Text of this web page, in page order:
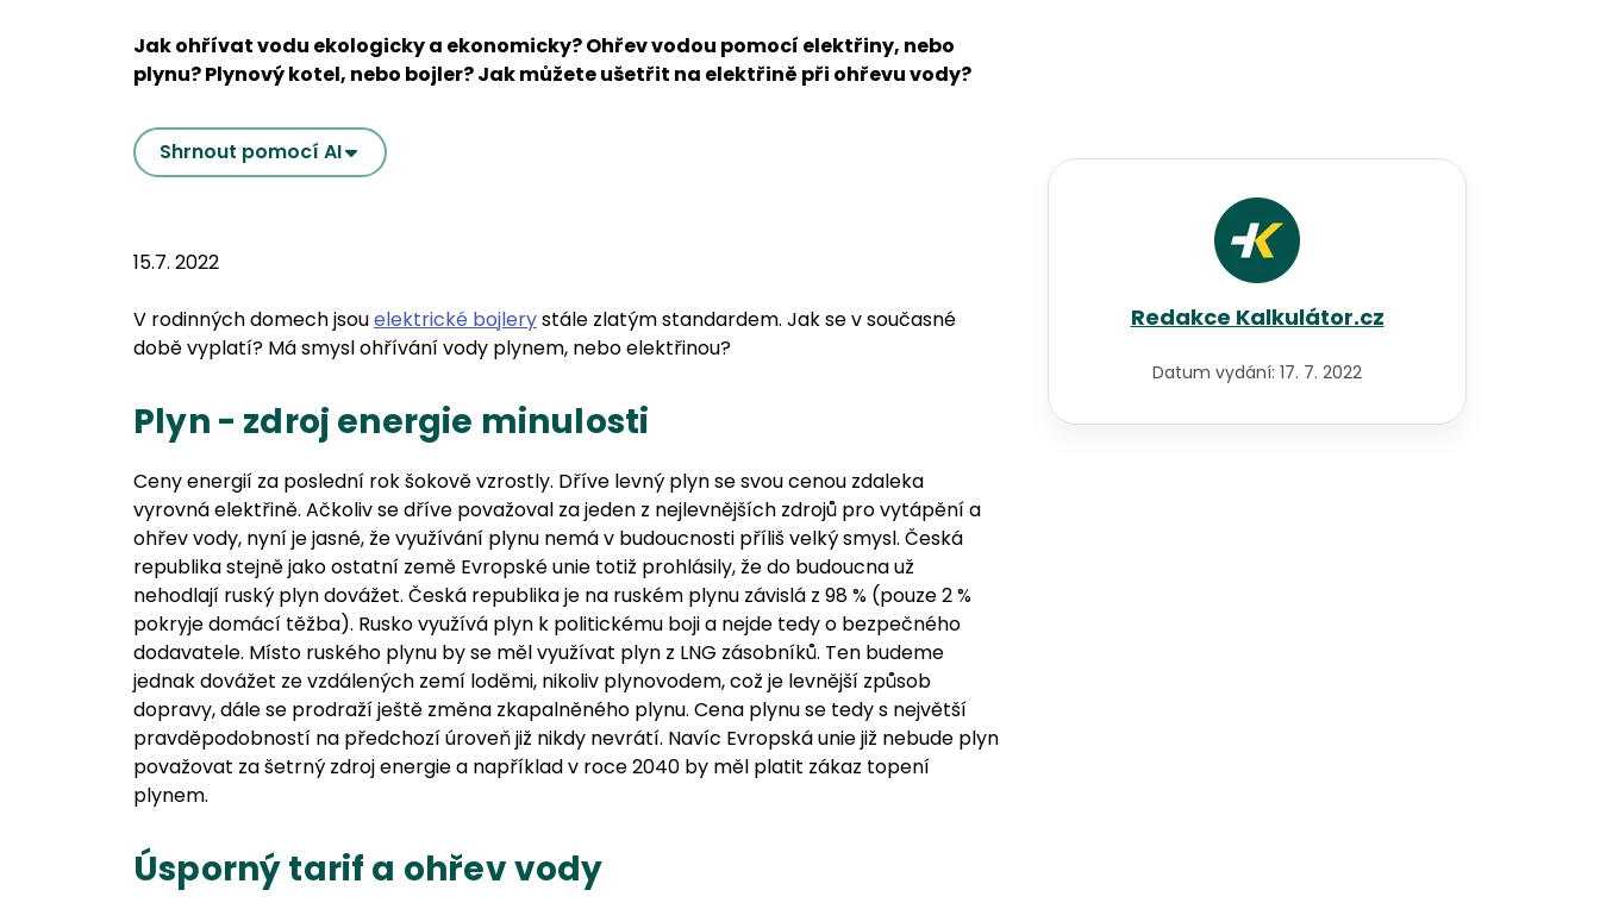
Jak ohřívat vodu ekologicky a ekonomicky? Ohřev vodou pomocí elektřiny, nebo
plynu? Plynový kotel, nebo bojler? Jak můžete ušetřit na elektřině při ohřevu vody?
Shrnout pomocí AI
15.7. 2022
V rodinných domech jsouelektrické bojlerystále zlatým standardem. Jak se v současné
době vyplatí? Má smysl ohřívání vody plynem, nebo elektřinou?
Plyn - zdroj energie minulosti
Ceny energií za poslední rok šokově vzrostly. Dříve levný plyn se svou cenou zdaleka
vyrovná elektřině. Ačkoliv se dříve považoval za jeden z nejlevnějších zdrojů pro vytápění a
ohřev vody, nyní je jasné, že využívání plynu nemá v budoucnosti příliš velký smysl. Česká
republika stejně jako ostatní země Evropské unie totiž prohlásily, že do budoucna už
nehodlají ruský plyn dovážet. Česká republika je na ruském plynu závislá z 98 % (pouze 2 %
pokryje domácí těžba). Rusko využívá plyn k politickému boji a nejde tedy o bezpečného
dodavatele. Místo ruského plynu by se měl využívat plyn z LNG zásobníků. Ten budeme
jednak dovážet ze vzdálených zemí loděmi, nikoliv plynovodem, což je levnější způsob
dopravy, dále se prodraží ještě změna zkapalněného plynu. Cena plynu se tedy s největší
pravděpodobností na předchozí úroveň již nikdy nevrátí. Navíc Evropská unie již nebude plyn
považovat za šetrný zdroj energie a například v roce 2040 by měl platit zákaz topení
plynem.
Úsporný tarif a ohřev vody
Redakce Kalkulátor.cz
Datum vydání: 17. 7. 2022